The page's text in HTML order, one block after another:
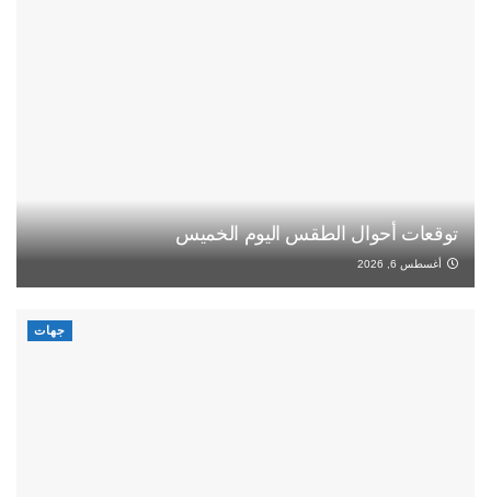
توقعات أحوال الطقس اليوم الخميس
أغسطس 6, 2026
جهات